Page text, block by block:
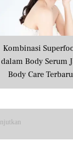
Kombinasi
dalam Body Serum
Body Care
Masyarakat